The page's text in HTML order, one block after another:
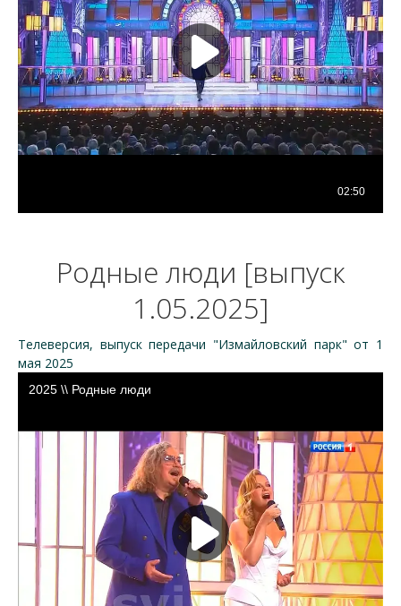
Родные люди [выпуск
1.05.2025]
Телеверсия, выпуск передачи "Измайловский парк" от 1
мая 2025